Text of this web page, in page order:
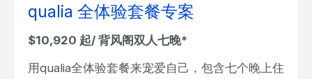
qualia 全体验套餐专案
$10,920 起/ 背风阁双人七晚*
用qualia全体验套餐来宠爱自己，包含七个晚上住